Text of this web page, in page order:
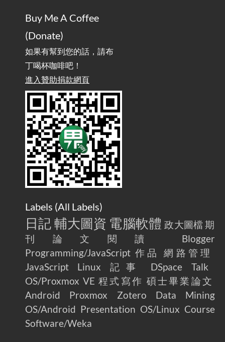
實作相容OpenAI API，但背後不是OpenAI的API服
務 / Implementing OpenAI API-Compatible Services, But Not
Powered by OpenAI
雜談：生活小技巧之用魔鬼氈避免機車鑰匙脫落吧
/ Talk: Use Velcro to Prevent Your Motorcycle Key From Falling
AdGuard Home不只是拿來擋廣告/ AdGuard
Home Is More Than Just an Ad Blocker
Buy Me A Coffee
(Donate)
如果有幫到您的話，請布
丁喝杯咖啡吧！
進入贊助捐款網頁
Labels (All Labels)
日記 輔大圖資 電腦軟體 政大圖檔 期
刊論文閱讀
Blogger
Programming/JavaScript 作品
網路管理
JavaScript
Linux 記事 DSpace
Talk
OS/Proxmox VE 程式寫作 碩士畢業論文
Android
Proxmox Zotero
Data Mining
OS/Android Presentation OS/Linux Course
Software/Weka